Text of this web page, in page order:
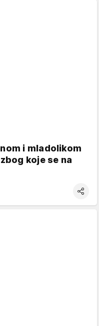
i mladolikom
koje se na